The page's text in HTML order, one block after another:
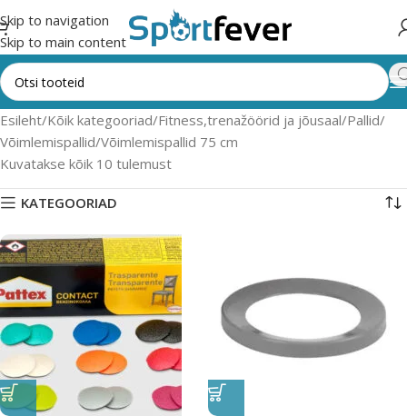
Skip to navigation
Skip to main content
Esileht Kõik kategooriad Fitness,trenažöörid ja jõusaal Pallid
Võimlemispallid Võimlemispallid 75 cm
Kuvatakse kõik 10 tulemust
KATEGOORIAD